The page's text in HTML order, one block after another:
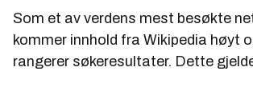
Som et av verdens mest besøkte
kommer innhold fra Wikipedia høyt
rangerer søkeresultater. Dette